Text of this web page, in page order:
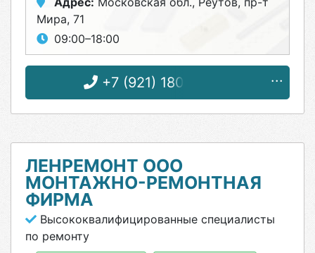
Мира, 71
09:00–18:00
+7 (921) 180-84-37
ЛЕНРЕМОНТ ООО
МОНТАЖНО-РЕМОНТНАЯ
ФИРМА
Высококвалифицированные специалисты
по ремонту